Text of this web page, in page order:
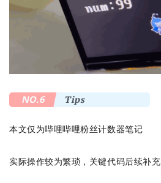
NO.6 Tips
本文仅为哔哩哔哩粉丝计数器笔记
实际操作较为繁琐，关键代码后续补充